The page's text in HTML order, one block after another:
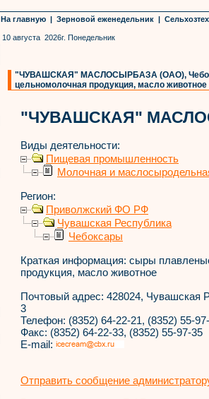
На главную | Зерновой еженедельник |
10 августа 2026г. Понедельник
"ЧУВАШСКАЯ" МАСЛОСЫРБАЗА (ОАО),
цельномолочная продукция, масло животное
"ЧУВАШСКАЯ"
Виды деятельности:
Пищевая промышленность
Молочная и
Регион:
Приволжский ФО РФ
Чувашская Республика
Чебоксары
Краткая информация: сыры
продукция, масло животное
Почтовый адрес: 428024, Чувашская
3
Телефон: (8352) 64-22-21, (8352) 55-
Факс: (8352) 64-22-33, (8352) 55-97-35
E-mail:
Отправить сообщение